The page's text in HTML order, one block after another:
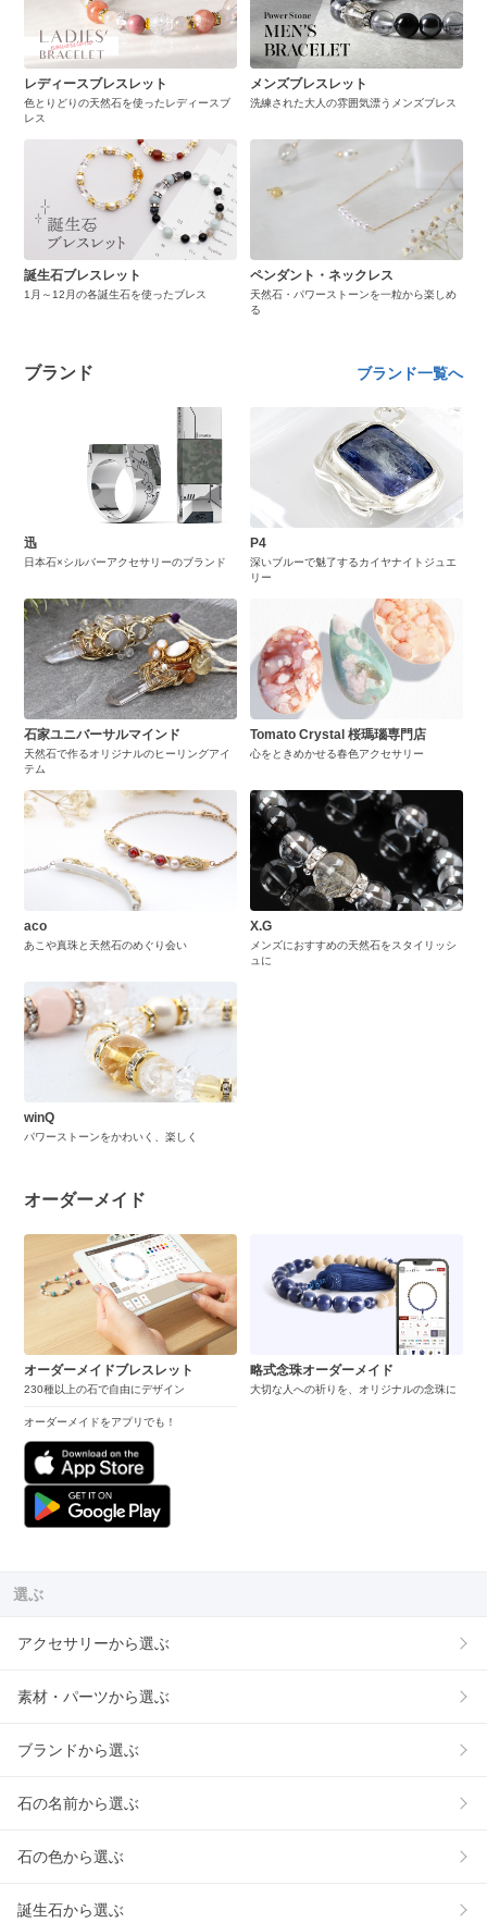
レディースブレスレット
色とりどりの天然石を使ったレディースブ
レス
メンズブレスレット
洗練された大人の雰囲気漂うメンズブレス
誕生石ブレスレット
1月～12月の各誕生石を使ったブレス
ペンダント・ネックレス
天然石・パワーストーンを一粒から楽しめ
る
ブランド ブランド一覧へ
迅
日本石×シルバーアクセサリーのブランド
P4
深いブルーで魅了するカイヤナイトジュエ
リー
石家ユニバーサルマインド
天然石で作るオリジナルのヒーリングアイ
テム
Tomato Crystal 桜瑪瑙専門店
心をときめかせる春色アクセサリー
aco
あこや真珠と天然石のめぐり会い
X.G
メンズにおすすめの天然石をスタイリッシ
ュに
winQ
パワーストーンをかわいく、楽しく
オーダーメイド
オーダーメイドブレスレット
230種以上の石で自由にデザイン
オーダーメイドをアプリでも！
略式念珠オーダーメイド
大切な人への祈りを、オリジナルの念珠に
選ぶ
アクセサリーから選ぶ
素材・パーツから選ぶ
ブランドから選ぶ
石の名前から選ぶ
石の色から選ぶ
誕生石から選ぶ